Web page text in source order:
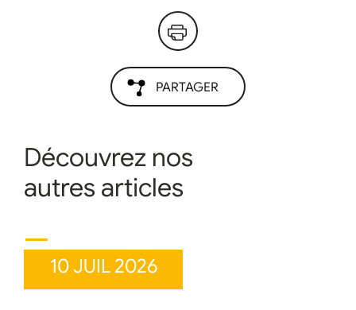
PARTAGER
Découvrez nos
autres articles
10 JUIL 2026